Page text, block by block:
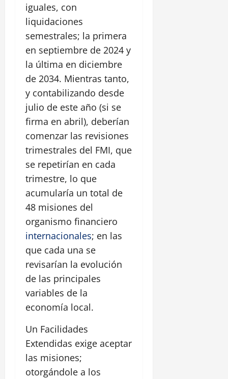
iguales, con
liquidaciones
semestrales; la primera
en septiembre de 2024 y
la última en diciembre
de 2034. Mientras tanto,
y contabilizando desde
julio de este año (si se
firma en abril), deberían
comenzar las revisiones
trimestrales del FMI, que
se repetirían en cada
trimestre, lo que
acumularía un total de
48 misiones del
organismo financiero
internacionales; en las
que cada una se
revisarían la evolución
de las principales
variables de la
economía local.
Un Facilidades
Extendidas exige aceptar
las misiones;
otorgándole a los